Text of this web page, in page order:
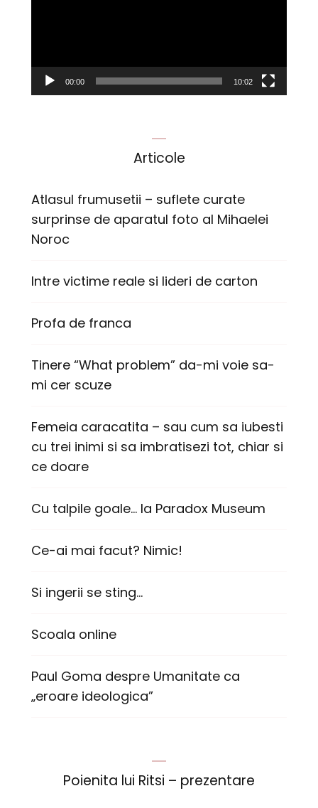
00:00 10:02
Articole
Atlasul frumusetii – suflete curate
surprinse de aparatul foto al Mihaelei
Noroc
Intre victime reale si lideri de carton
Profa de franca
Tinere “What problem” da-mi voie sa-
mi cer scuze
Femeia caracatita – sau cum sa iubesti
cu trei inimi si sa imbratisezi tot, chiar si
ce doare
Cu talpile goale… la Paradox Museum
Ce-ai mai facut? Nimic!
Si ingerii se sting…
Scoala online
Paul Goma despre Umanitate ca
„eroare ideologica”
Poienita lui Ritsi – prezentare